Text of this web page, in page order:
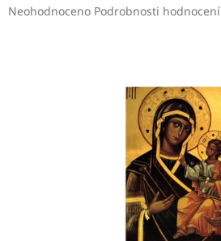
Průměrné
Neohodnoceno Podrobnosti hodnocení